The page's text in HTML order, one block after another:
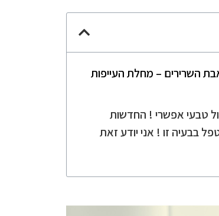
השרירים – מחלת העייפות
טבעי אפשרי ! החדשות
בבעיה זו ! אני יודע זאת